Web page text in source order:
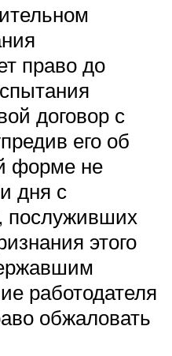
право до
договор с
его об
форме не
дня с
послуживших
этого
работодателя
обжаловать